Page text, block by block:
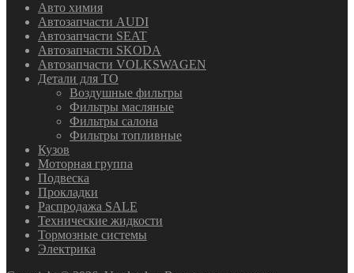
Авто химия
Автозапчасти AUDI
Автозапчасти SEAT
Автозапчасти SKODA
Автозапчасти VOLKSWAGEN
Детали для ТО
Воздушные фильтры
Фильтры масляные
Фильтры салона
Фильтры топливные
Кузов
Моторная группа
Подвеска
Прокладки
Распродажа SALE
Технические жидкости
Тормозные системы
Электрика